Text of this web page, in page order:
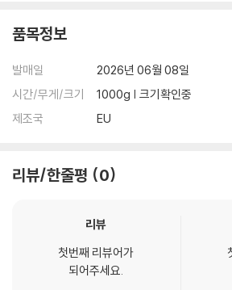
품목정보
발매일
2026년 06월 08일
시간/무게/크기
1000g | 크기확인중
제조국
EU
리뷰/한줄평 0
리뷰
첫번째 리뷰어가
되어주세요.